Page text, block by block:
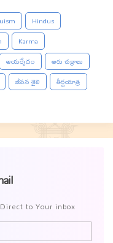
Hindus
Karma
ఆయర్వేదం
ఆరు చక్రాలు
జీవన శైలి
తీర్థయాత్ర
to Your inbox